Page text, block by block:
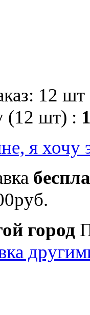
12 шт
(12 шт) :
я хочу
город